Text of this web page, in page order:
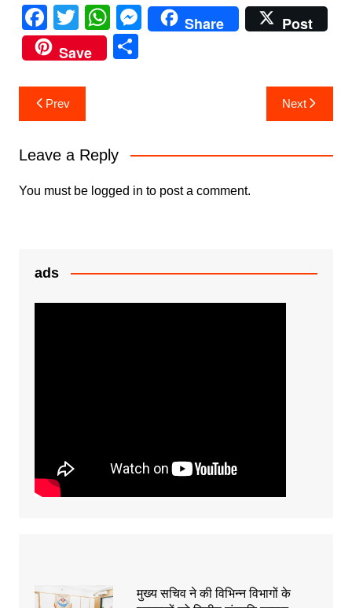
F
a
c
e
b
o
k
T
w
itt
er
W
h
at
p
p
M
e
er
Share
Post
Save
S
Post
navigation
Prev Next
Leave a Reply
You must be logged in to post a comment.
ads
मुख्य सचिव ने की विभिन्न विभागों के